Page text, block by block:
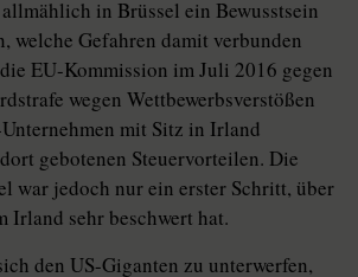
in Brüssel ein Bewusstsein
welche Gefahren damit ver­bunden
EU-Kommission im Juli 2016 gegen
wegen Wettbewerbsverstößen
mit Sitz in Irland
gebotenen Steuervorteilen. Die
war jedoch nur ein erster Schritt, über
Irland sehr beschwert hat.
den US-Giganten zu unterwerfen,